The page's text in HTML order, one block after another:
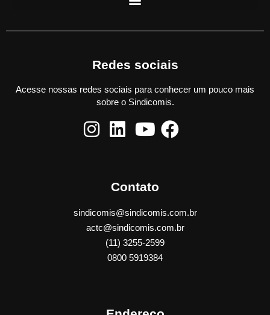
Redes sociais
Acesse nossas redes sociais para conhecer um pouco mais
sobre o Sindicomis.
Contato
sindicomis@sindicomis.com.br
actc@sindicomis.com.br
(11) 3255-2599
0800 5919384